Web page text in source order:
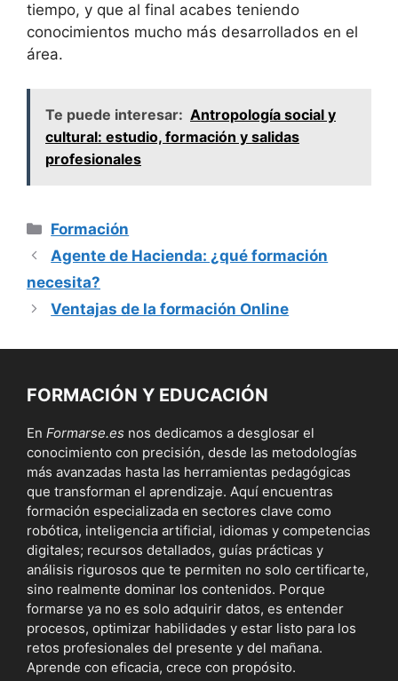
tiempo, y que al final acabes teniendo
conocimientos mucho más desarrollados en el
área.
Te puede interesar: Antropología social y
cultural: estudio, formación y salidas
profesionales
Categorías
Formación
Agente de Hacienda: ¿qué formación
necesita?
Ventajas de la formación Online
FORMACIÓN Y EDUCACIÓN
En Formarse.es nos dedicamos a desglosar el
conocimiento con precisión, desde las metodologías
más avanzadas hasta las herramientas pedagógicas
que transforman el aprendizaje. Aquí encuentras
formación especializada en sectores clave como
robótica, inteligencia artificial, idiomas y competencias
digitales; recursos detallados, guías prácticas y
análisis rigurosos que te permiten no solo certificarte,
sino realmente dominar los contenidos. Porque
formarse ya no es solo adquirir datos, es entender
procesos, optimizar habilidades y estar listo para los
retos profesionales del presente y del mañana.
Aprende con eficacia, crece con propósito.